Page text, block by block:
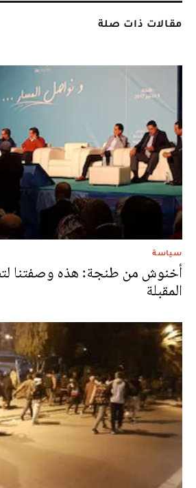
مقالات ذات صلة
سياسة
أخنوش من طنجة: هذه وصفتنا
المقبلة